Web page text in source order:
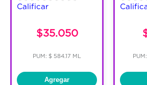
Calificar
$35.050
PUM: $ 584.17 ML
Agregar